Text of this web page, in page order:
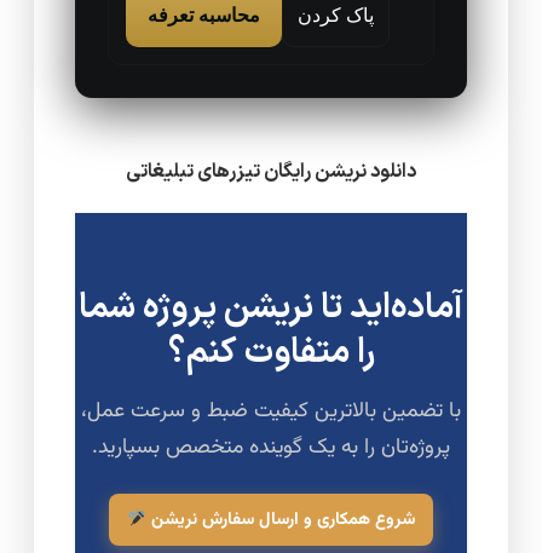
پاک کردن محاسبه تعرفه
دانلود نریشن رایگان تیزرهای تبلیغاتی
آماده‌اید تا نریشن پروژه شما
را متفاوت کنم؟
با تضمین بالاترین کیفیت ضبط و سرعت عمل،
پروژه‌تان را به یک گوینده متخصص بسپارید.
شروع همکاری و ارسال سفارش نریشن